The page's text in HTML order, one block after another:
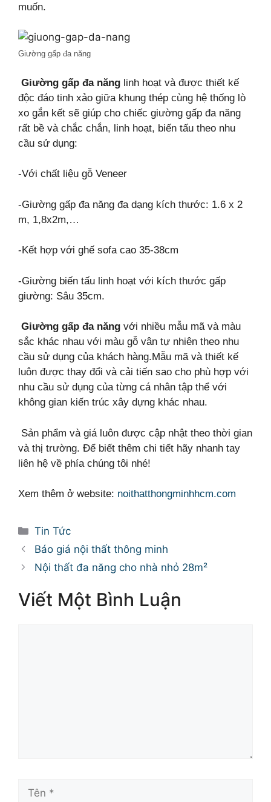
muốn.
Giường gấp đa năng
Giường gấp đa năng linh hoạt và được thiết kế
độc đáo tinh xảo giữa khung thép cùng hệ thống lò
xo gắn kết sẽ giúp cho chiếc giường gấp đa năng
rất bề và chắc chắn, linh hoạt, biến tấu theo nhu
cầu sử dụng:
-Với chất liệu gỗ Veneer
-Giường gấp đa năng đa dạng kích thước: 1.6 x 2
m, 1,8x2m,…
-Kết hợp với ghế sofa cao 35-38cm
-Giường biến tấu linh hoạt với kích thước gấp
giường: Sâu 35cm.
Giường gấp đa năng với nhiều mẫu mã và màu
sắc khác nhau với màu gỗ vân tự nhiên theo nhu
cầu sử dụng của khách hàng.Mẫu mã và thiết kế
luôn được thay đổi và cải tiến sao cho phù hợp với
nhu cầu sử dụng của từng cá nhân tập thể với
không gian kiến trúc xây dựng khác nhau.
Sản phẩm và giá luôn được cập nhật theo thời gian
và thị trường. Để biết thêm chi tiết hãy nhanh tay
liên hệ về phía chúng tôi nhé!
Xem thêm ở website: noithatthongminhhcm.com
Danh
mục
Tin Tức
Báo giá nội thất thông minh
Nội thất đa năng cho nhà nhỏ 28m²
Viết Một Bình Luận